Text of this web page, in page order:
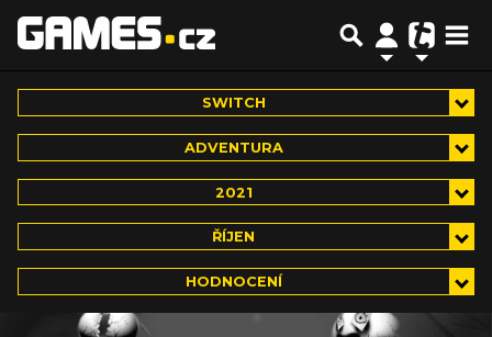
SWITCH
ADVENTURA
2021
ŘÍJEN
HODNOCENÍ